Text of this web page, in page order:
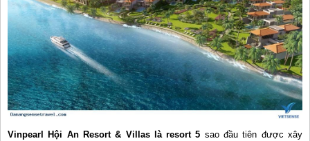
Vinpearl Hội An Resort & Villas là resort 5 sao đầu tiên được xây